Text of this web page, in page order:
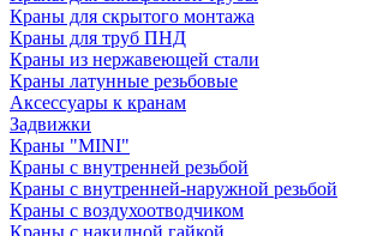
Краны для скрытого монтажа
Краны для труб ПНД
Краны из нержавеющей стали
Краны латунные резьбовые
Аксессуары к кранам
Задвижки
Краны "MINI"
Краны с внутренней резьбой
Краны с внутренней-наружной резьбой
Краны с воздухоотводчиком
Краны с накидной гайкой